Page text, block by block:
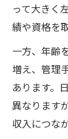
って大きく
績や資格を
一方、年齢
増え、管理
あります。
異なります
収入につな